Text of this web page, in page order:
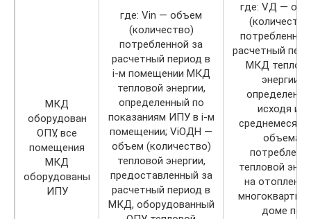
МКД
оборудован
ОПУ, все
помещения
МКД
оборудованы
ИПУ
где: Vin — объем
(количество)
потребленной за
расчетный период в
i-м помещении МКД
тепловой энергии,
определенный по
показаниям ИПУ в i-м
помещении; ViОДН —
объем (количество)
тепловой энергии,
предоставленный за
расчетный период в
МКД, оборудованный
где: VД —
расчетный
МКД
энергии,
исходя из
объема
тепловой
на
доме по